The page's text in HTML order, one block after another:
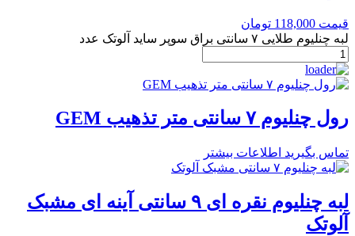
قیمت 118,000 تومان
لبه چنلیوم طلایی ۷ سانتی براق سوپر ساید آلوتک عدد
رول چنلیوم ۷ سانتی متر تذهیب GEM
تماس بگیرید اطلاعات بیشتر
لبه چنلیوم نقره ای ۹ سانتی آینه ای مشبک
آلوتک